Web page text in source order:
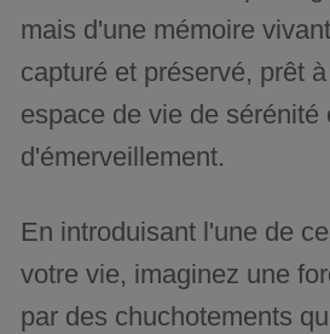
mais d'une mémoire
capturé et préservé, prêt
espace de vie de sérénité
d'émerveillement.
En introduisant l'une de
votre vie, imaginez une
par des chuchotements